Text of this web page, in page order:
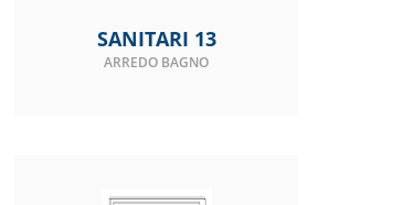
SANITARI 13
ARREDO BAGNO